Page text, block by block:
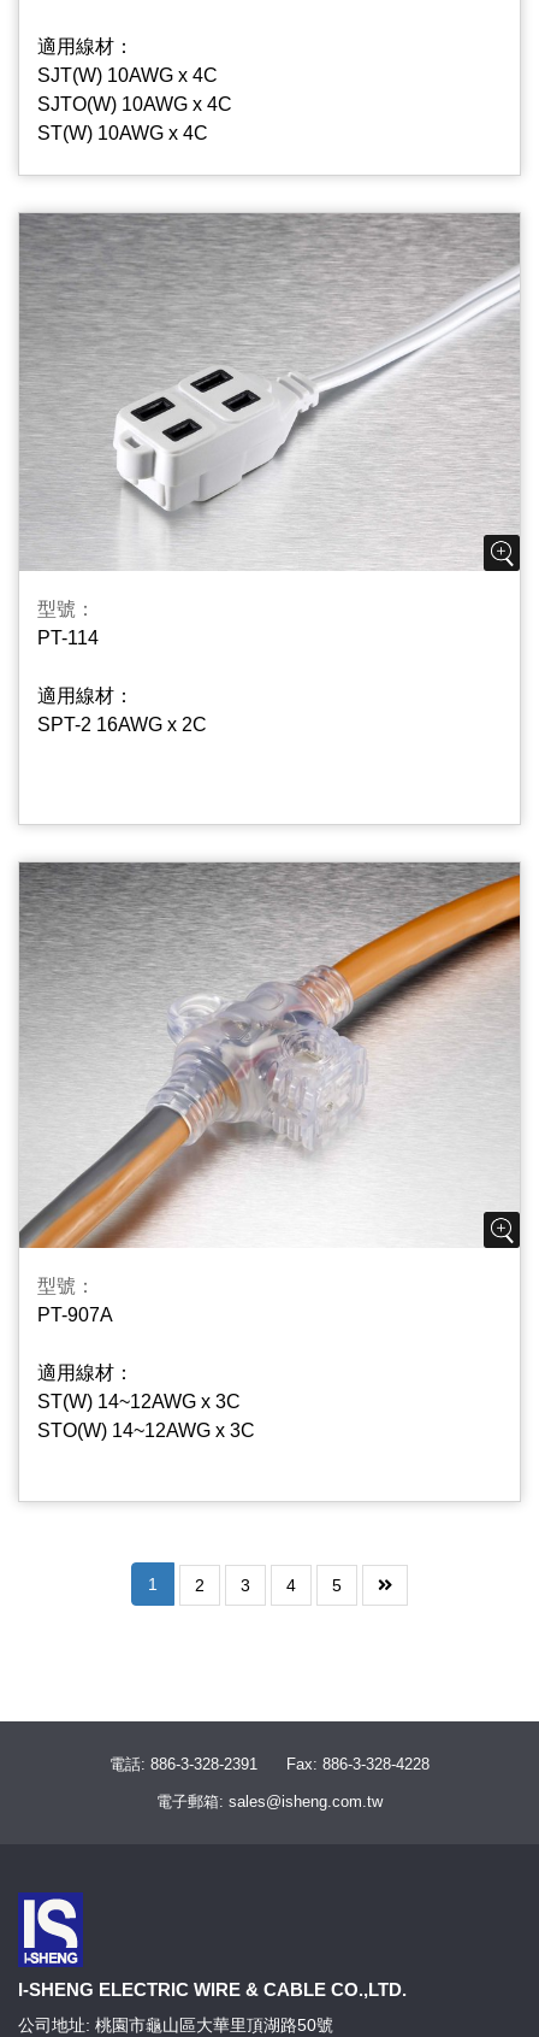
適用線材：
SJT(W) 10AWG x 4C
SJTO(W) 10AWG x 4C
ST(W) 10AWG x 4C
型號：
PT-114
適用線材：
SPT-2 16AWG x 2C
型號：
PT-907A
適用線材：
ST(W) 14~12AWG x 3C
STO(W) 14~12AWG x 3C
1 2 3 4 5
電話: 886-3-328-2391 Fax: 886-3-328-4228
電子郵箱: sales@isheng.com.tw
I-SHENG ELECTRIC WIRE & CABLE CO.,LTD.
公司地址: 桃園市龜山區大華里頂湖路50號